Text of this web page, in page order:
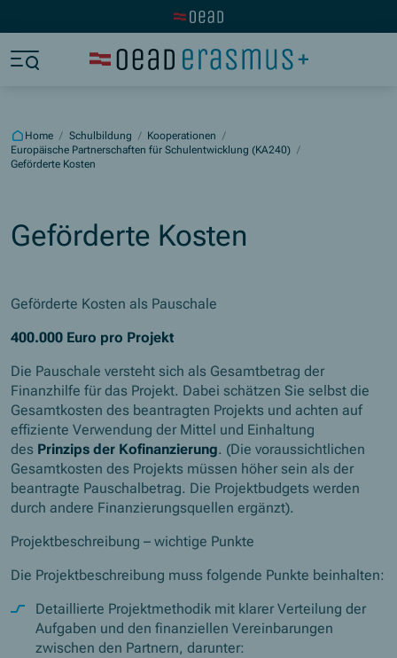
Home / Schulbildung / Kooperationen /
Europäische Partnerschaften für Schulentwicklung (KA240) /
Geförderte Kosten
Geförderte Kosten
Geförderte Kosten als Pauschale
400.000 Euro pro Projekt
Die Pauschale versteht sich als Gesamtbetrag der
Finanzhilfe für das Projekt. Dabei schätzen Sie selbst die
Gesamtkosten des beantragten Projekts und achten auf
effiziente Verwendung der Mittel und Einhaltung
des Prinzips der Kofinanzierung. (Die voraussichtlichen
Gesamtkosten des Projekts müssen höher sein als der
beantragte Pauschalbetrag. Die Projektbudgets werden
durch andere Finanzierungsquellen ergänzt).
Projektbeschreibung – wichtige Punkte
Die Projektbeschreibung muss folgende Punkte beinhalten:
Detaillierte Projektmethodik mit klarer Verteilung der
Aufgaben und den finanziellen Vereinbarungen
zwischen den Partnern, darunter: